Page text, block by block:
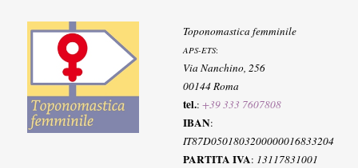
Toponomastica femminile
APS-ETS:
Via Nanchino, 256
00144 Roma
tel.:+39 333 7607808
IBAN:
IT87D0501803200000016833204
PARTITA IVA: 13117831001